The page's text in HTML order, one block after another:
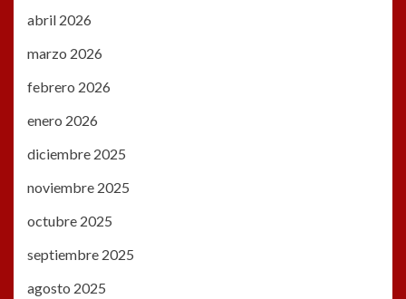
abril 2026
marzo 2026
febrero 2026
enero 2026
diciembre 2025
noviembre 2025
octubre 2025
septiembre 2025
agosto 2025